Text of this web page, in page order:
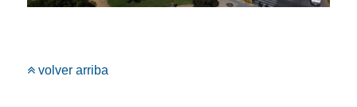
volver arriba